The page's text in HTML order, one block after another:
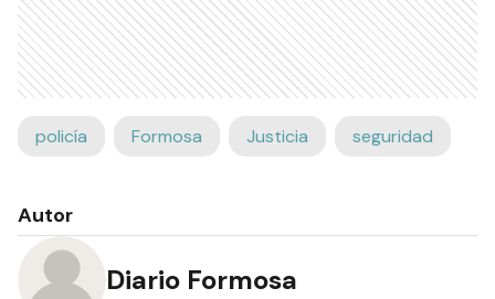
policía Formosa Justicia seguridad
Autor
Diario Formosa